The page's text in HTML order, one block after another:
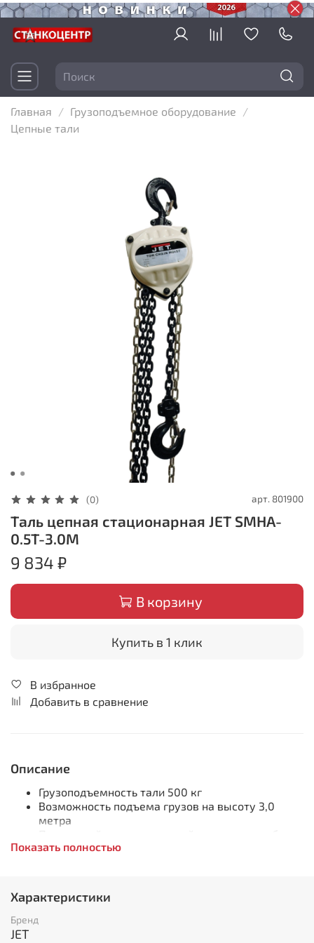
Главная
Грузоподъемное оборудование
Цепные тали
(0) арт. 801900
Таль цепная стационарная JET SMHA-
0.5T-3.0M
9 834 ₽
В корзину
Купить в 1 клик
В избранное
Добавить в сравнение
Описание
Грузоподъемность тали 500 кг
Возможность подъема грузов на высоту 3,0
метра
шестернями, обеспечивает высокую
Все металлические детали конструкции тали
Показать полностью
Характеристики
Бренд
JET